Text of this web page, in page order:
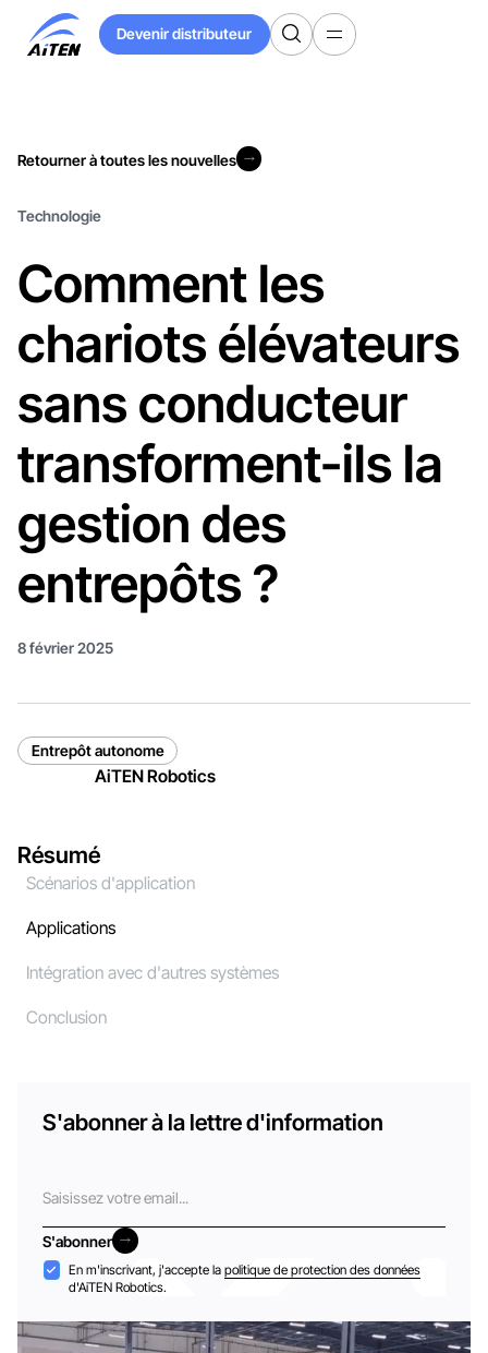
Main
Devenir distributeur
Devenir distributeur
Retourner à toutes les nouvelles
Technologie
Comment les
chariots élévateurs
sans conducteur
transforment-ils la
gestion des
entrepôts ?
8 février 2025
Entrepôt autonome
AiTEN Robotics
Résumé
Scénarios d'application
Applications
Intégration avec d'autres systèmes
Conclusion
S'abonner à la lettre d'information
S'abonner
S'abonner
Acceptation
En m'inscrivant, j'accepte la politique de protection des données
d'AiTEN Robotics.